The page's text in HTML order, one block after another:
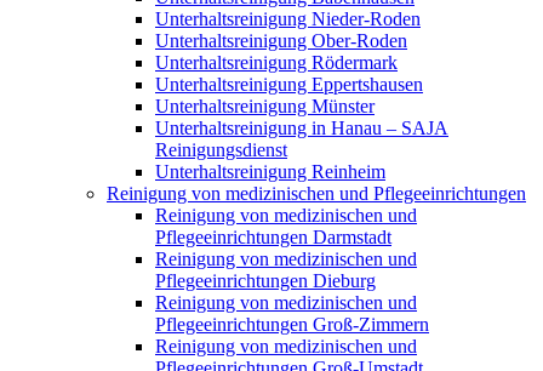
Unterhaltsreinigung Nieder-Roden
Unterhaltsreinigung Ober-Roden
Unterhaltsreinigung Rödermark
Unterhaltsreinigung Eppertshausen
Unterhaltsreinigung Münster
Unterhaltsreinigung in Hanau – SAJA
Reinigungsdienst
Unterhaltsreinigung Reinheim
Reinigung von medizinischen und Pflegeeinrichtungen
Reinigung von medizinischen und
Pflegeeinrichtungen Darmstadt
Reinigung von medizinischen und
Pflegeeinrichtungen Dieburg
Reinigung von medizinischen und
Pflegeeinrichtungen Groß-Zimmern
Reinigung von medizinischen und